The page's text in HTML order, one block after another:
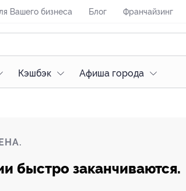
Вашего бизнеса Блог Франчайзинг
Кэшбэк Афиша города
быстро заканчиваются.